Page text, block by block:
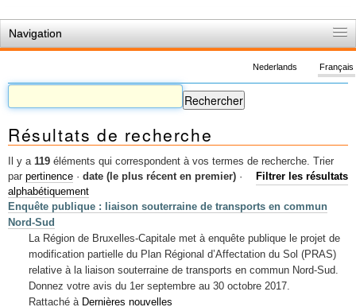
Navigation
Règles du jeu
Permis d'urbanisme
Cartographie
Etudes et publications
Mots-clés
Renseignements urbanistiques
Français
Nederlands
Résultats de recherche
Il y a 119 éléments qui correspondent à vos termes de recherche.
Filtrer les résultats
Trier
par pertinence · date (le plus récent en premier) ·
alphabétiquement
Enquête publique : liaison souterraine de transports en commun
Nord-Sud
La Région de Bruxelles-Capitale met à enquête publique le projet de
modification partielle du Plan Régional d’Affectation du Sol (PRAS)
relative à la liaison souterraine de transports en commun Nord-Sud.
Donnez votre avis du 1er septembre au 30 octobre 2017.
Rattaché à Dernières nouvelles